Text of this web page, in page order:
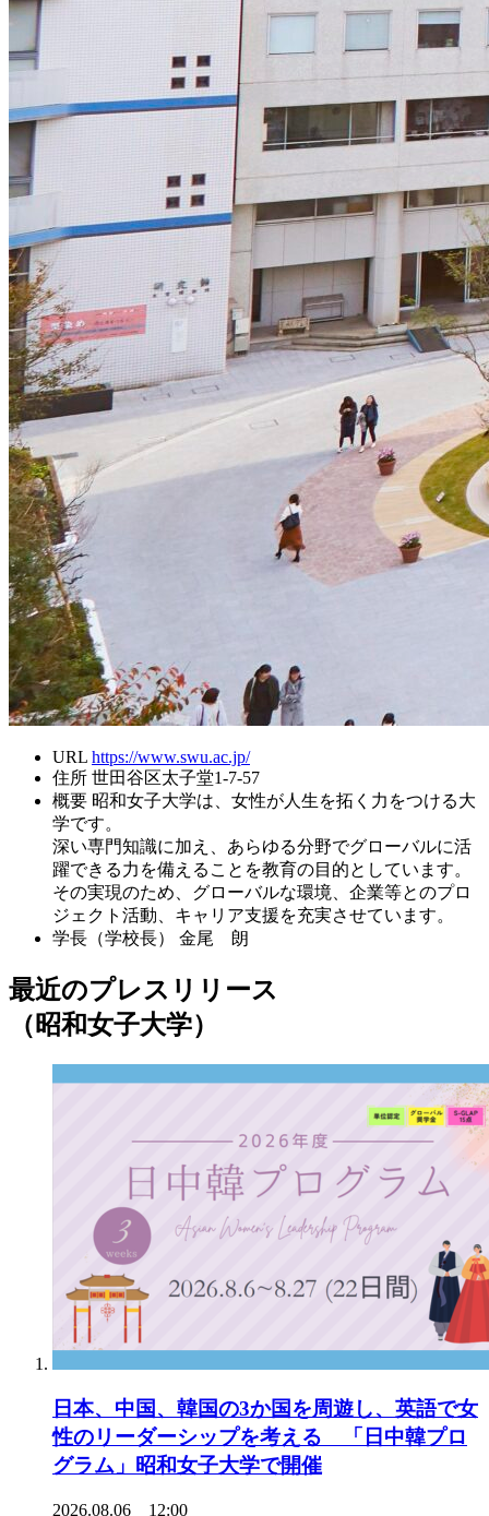
URL https://www.swu.ac.jp/
住所 世田谷区太子堂1-7-57
概要 昭和女子大学は、女性が人生を拓く力をつける大
学です。
深い専門知識に加え、あらゆる分野でグローバルに活
躍できる力を備えることを教育の目的としています。
その実現のため、グローバルな環境、企業等とのプロ
ジェクト活動、キャリア支援を充実させています。
学長（学校長）
金尾 朗
最近のプレスリリース
（昭和女子大学）
日本、中国、韓国の3か国を周遊し、英語で女
性のリーダーシップを考える 「日中韓プロ
グラム」昭和女子大学で開催
2026.08.06 12:00